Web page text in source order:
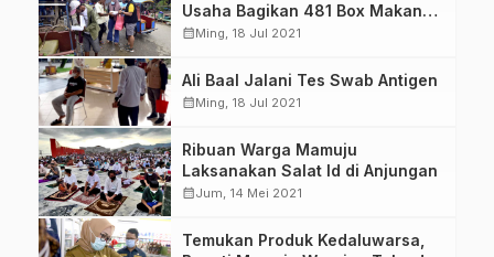
Usaha Bagikan 481 Box Makanan
Bertepatan HUT Mamuju
calendar_monthMing, 18 Jul 2021
Ali Baal Jalani Tes Swab Antigen
calendar_monthMing, 18 Jul 2021
Ribuan Warga Mamuju
Laksanakan Salat Id di Anjungan
calendar_monthJum, 14 Mei 2021
Temukan Produk Kedaluwarsa,